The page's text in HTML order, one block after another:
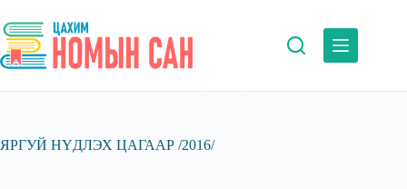
to
content
ЯРГУЙ НҮДЛЭХ ЦАГААР /2016/